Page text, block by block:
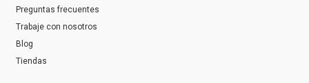
Preguntas frecuentes
Trabaje con nosotros
Blog
Tiendas